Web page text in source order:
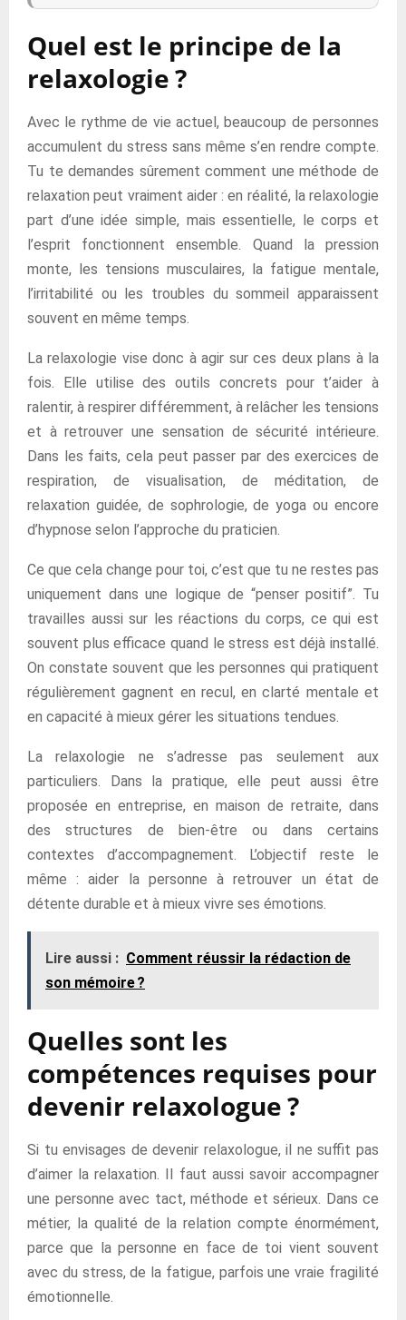
Quel est le principe de la
relaxologie ?
Avec le rythme de vie actuel, beaucoup de personnes
accumulent du stress sans même s’en rendre compte.
Tu te demandes sûrement comment une méthode de
relaxation peut vraiment aider : en réalité, la relaxologie
part d’une idée simple, mais essentielle, le corps et
l’esprit fonctionnent ensemble. Quand la pression
monte, les tensions musculaires, la fatigue mentale,
l’irritabilité ou les troubles du sommeil apparaissent
souvent en même temps.
La relaxologie vise donc à agir sur ces deux plans à la
fois. Elle utilise des outils concrets pour t’aider à
ralentir, à respirer différemment, à relâcher les tensions
et à retrouver une sensation de sécurité intérieure.
Dans les faits, cela peut passer par des exercices de
respiration, de visualisation, de méditation, de
relaxation guidée, de sophrologie, de yoga ou encore
d’hypnose selon l’approche du praticien.
Ce que cela change pour toi, c’est que tu ne restes pas
uniquement dans une logique de “penser positif”. Tu
travailles aussi sur les réactions du corps, ce qui est
souvent plus efficace quand le stress est déjà installé.
On constate souvent que les personnes qui pratiquent
régulièrement gagnent en recul, en clarté mentale et
en capacité à mieux gérer les situations tendues.
La relaxologie ne s’adresse pas seulement aux
particuliers. Dans la pratique, elle peut aussi être
proposée en entreprise, en maison de retraite, dans
des structures de bien-être ou dans certains
contextes d’accompagnement. L’objectif reste le
même : aider la personne à retrouver un état de
détente durable et à mieux vivre ses émotions.
Lire aussi : Comment réussir la rédaction de
son mémoire ?
Quelles sont les
compétences requises pour
devenir relaxologue ?
Si tu envisages de devenir relaxologue, il ne suffit pas
d’aimer la relaxation. Il faut aussi savoir accompagner
une personne avec tact, méthode et sérieux. Dans ce
métier, la qualité de la relation compte énormément,
parce que la personne en face de toi vient souvent
avec du stress, de la fatigue, parfois une vraie fragilité
émotionnelle.